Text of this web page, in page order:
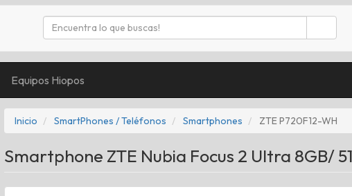
Equipos Hiopos
Inicio SmartPhones / Teléfonos Smartphones ZTE P720F12-WH
Smartphone ZTE Nubia Focus 2 Ultra 8GB/